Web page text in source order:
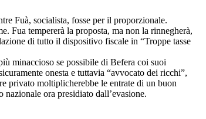
Fuà, socialista, fosse per il proporzionale.
Fua tempererà la proposta, ma non la rinnegherà,
di tutto il dispositivo fiscale in “Troppe tasse
minaccioso se possibile di Befera coi suoi
onesta e tuttavia “avvocato dei ricchi”,
privato moltiplicherebbe le entrate di un buon
ora presidiato dall’evasione.